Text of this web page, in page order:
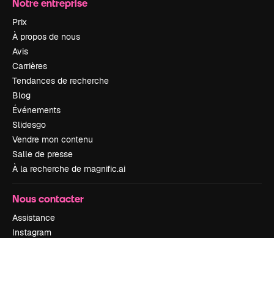
Notre entreprise
Prix
À propos de nous
Avis
Carrières
Tendances de recherche
Blog
Événements
Slidesgo
Vendre mon contenu
Salle de presse
À la recherche de magnific.ai
Nous contacter
Assistance
Instagram